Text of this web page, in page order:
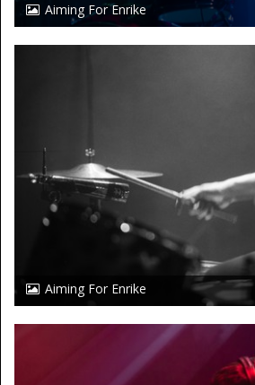
Aiming For Enrike
Aiming For Enrike